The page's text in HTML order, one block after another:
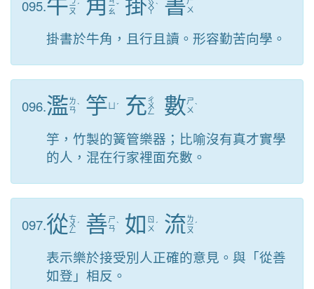
095.牛ㄧ
ㄡ
ˊ 角 ㄧ
ㄠ
ˇ 掛 ㄨ
ㄚ
ˋ 書 ㄨ
掛書於牛角，且行且讀。形容勤苦向學。
096.濫ㄌ
ㄢˋ 竽 ˊ 充ㄔ
ㄨ
ㄥ 數ㄕ
ㄨ ˋ
竽，竹製的簧管樂器；比喻沒有真才實學
的人，混在行家裡面充數。
097.從ㄘ
ㄨ
ㄥ
ˊ 善ㄕ
ㄢˋ 如 ㄖ
ㄨ ˊ 流ㄌ
ㄧ
ㄡ
ˊ
表示樂於接受別人正確的意見。與「從善
如登」相反。